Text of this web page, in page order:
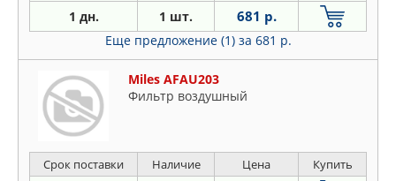
1 дн. 1 шт. 681 р.
Еще предложение (1) за 681 р.
Miles AFAU203
Фильтр воздушный
Срок поставки Наличие Цена Купить